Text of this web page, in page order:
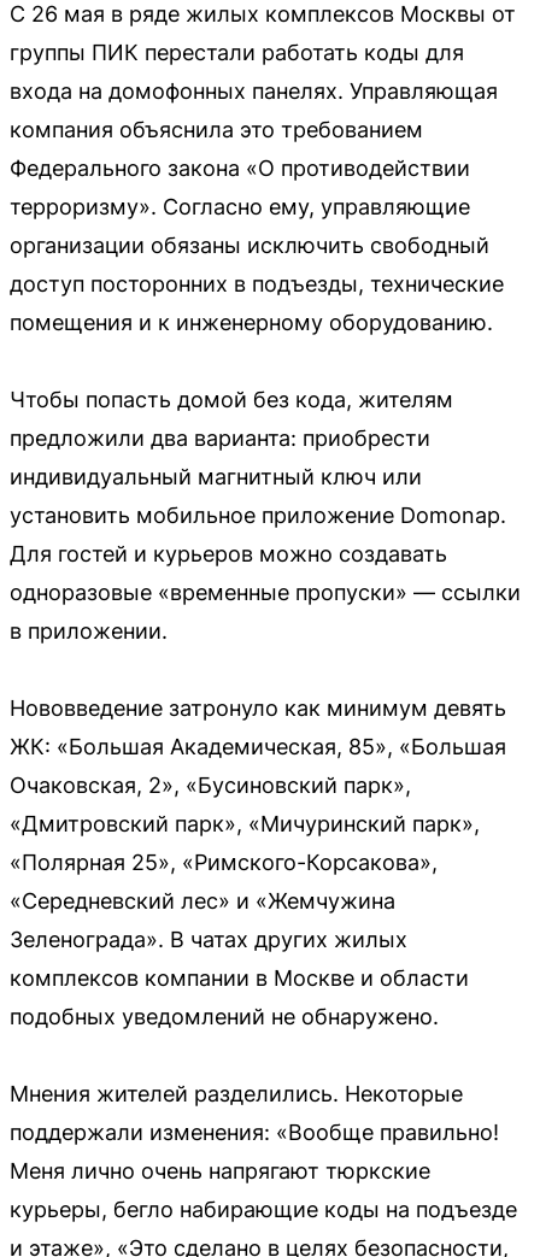
С 26 мая в ряде жилых комплексов Москвы от
группы ПИК перестали работать коды для
входа на домофонных панелях. Управляющая
компания объяснила это требованием
Федерального закона «О противодействии
терроризму». Согласно ему, управляющие
организации обязаны исключить свободный
доступ посторонних в подъезды, технические
помещения и к инженерному оборудованию.
Чтобы попасть домой без кода, жителям
предложили два варианта: приобрести
индивидуальный магнитный ключ или
установить мобильное приложение Domonap.
Для гостей и курьеров можно создавать
одноразовые «временные пропуски» — ссылки
в приложении.
Нововведение затронуло как минимум девять
ЖК: «Большая Академическая, 85», «Большая
Очаковская, 2», «Бусиновский парк»,
«Дмитровский парк», «Мичуринский парк»,
«Полярная 25», «Римского-Корсакова»,
«Середневский лес» и «Жемчужина
Зеленограда». В чатах других жилых
комплексов компании в Москве и области
подобных уведомлений не обнаружено.
Мнения жителей разделились. Некоторые
поддержали изменения: «Вообще правильно!
Меня лично очень напрягают тюркские
курьеры, бегло набирающие коды на подъезде
и этаже», «Это сделано в целях безопасности,